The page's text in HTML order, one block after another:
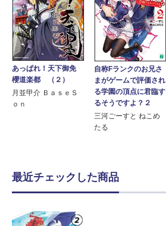
あっぱれ！天下御免
櫻道楽都 （２）
月並甲介 ＢａｓｅＳ
ｏｎ
自称Fランクのお兄さ
まがゲームで評価され
る学園の頂点に君臨す
るそうですよ？２
三河ごーすと ねこめ
たる
最近チェックした商品